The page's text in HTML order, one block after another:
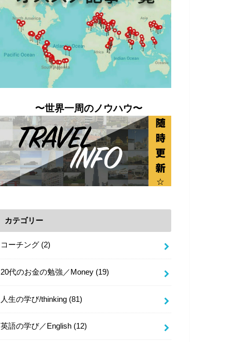
〜世界一周のノウハウ〜
カテゴリー
コーチング (2)
20代のお金の勉強／Money (19)
人生の学び/thinking (81)
英語の学び／English (12)